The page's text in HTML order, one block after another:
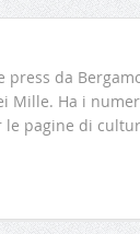
da
Mille. Ha i
le pagine di